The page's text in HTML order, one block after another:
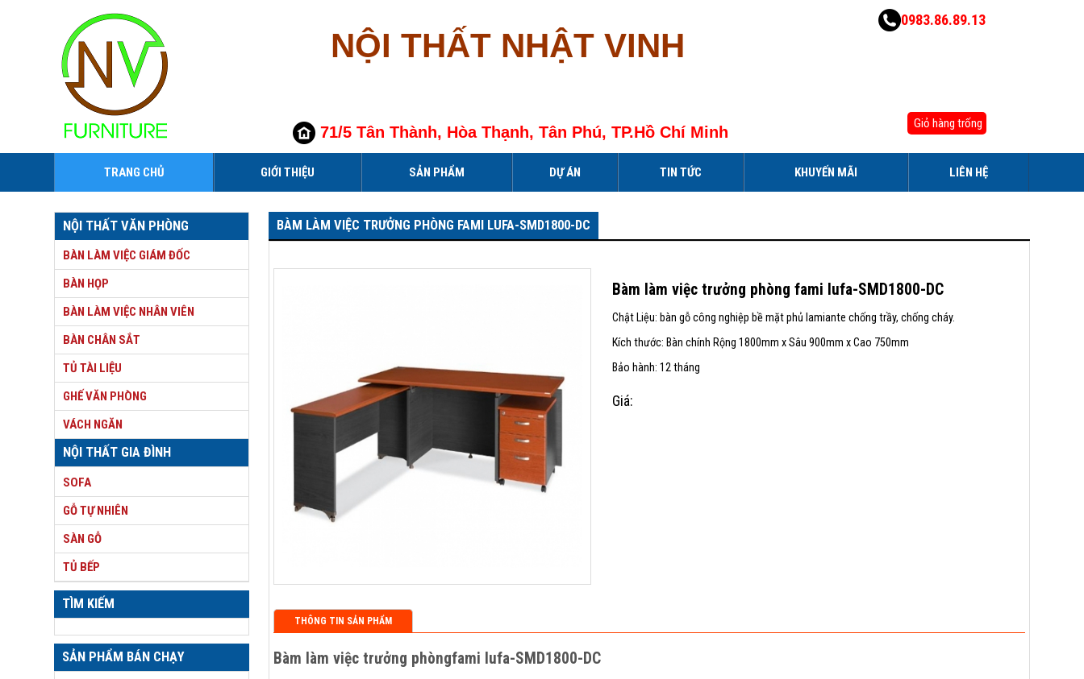
NỘI THẤT NHẬT VINH
Giỏ hàng trống
71/5 Tân Thành, Hòa Thạnh, Tân Phú, TP.Hồ Chí Minh
0983.86.89.13
TRANG CHỦ GIỚI THIỆU SẢN PHẨM DỰ ÁN TIN TỨC KHUYẾN MÃI LIÊN HỆ
NỘI THẤT VĂN PHÒNG
BÀN LÀM VIỆC GIÁM ĐỐC
BÀN HỌP
BÀN LÀM VIỆC NHÂN VIÊN
BÀN CHÂN SẮT
TỦ TÀI LIỆU
GHẾ VĂN PHÒNG
VÁCH NGĂN
NỘI THẤT GIA ĐÌNH
SOFA
GỖ TỰ NHIÊN
SÀN GỖ
TỦ BẾP
TÌM KIẾM
SẢN PHẨM BÁN CHẠY
BÀM LÀM VIỆC TRƯỞNG PHÒNG FAMI LUFA-SMD1800-DC
Bàm làm việc trưởng phòng fami lufa-SMD1800-DC
Chật Liệu: bàn gỗ công nghiệp bề mặt phủ lamiante chống trầy, chống cháy.
Kích thước: Bàn chính Rộng 1800mm x Sâu 900mm x Cao 750mm
Bảo hành: 12 tháng
Giá:
THÔNG TIN SẢN PHẨM
Bàm làm việc trưởng phòngfami lufa-SMD1800-DC